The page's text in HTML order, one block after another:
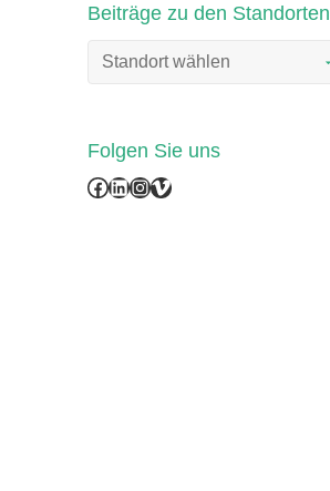
Beiträge zu den Standorten
Folgen Sie uns
Facebook
LinkedIn
Instagram
Vimeo